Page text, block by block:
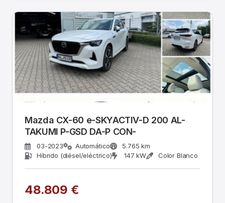
Mazda CX-60 e-SKYACTIV-D 200 AL-
TAKUMI P-GSD DA-P CON-
03-2023 Automático
5.765 km
Híbrido (diésel/eléctrico)
147 kW Color Blanco
48.809 €